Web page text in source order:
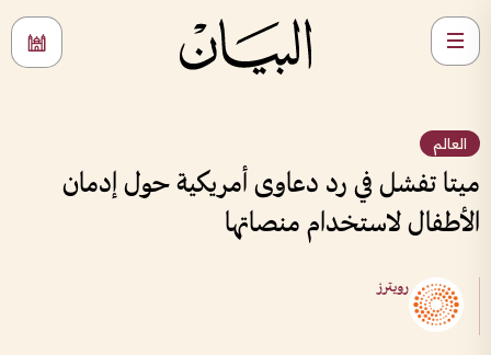
العالم
ميتا تفشل في رد دعاوى أمريكية حول إدمان
الأطفال لاستخدام منصاتها
رويترز